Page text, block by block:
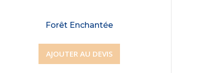
Forêt Enchantée
AJOUTER AU DEVIS